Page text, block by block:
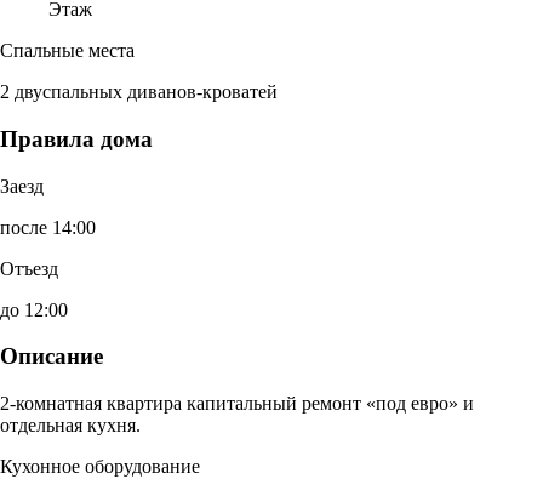
Этаж
Спальные места
2 двуспальных диванов-кроватей
Правила дома
Заезд
после 14:00
Отъезд
до 12:00
Описание
2-комнатная квартира капитальный ремонт «под евро» и
отдельная кухня.
Кухонное оборудование